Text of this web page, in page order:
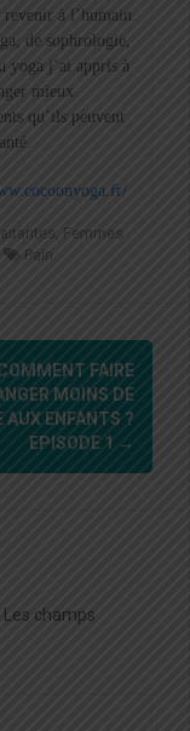
à l’humain.
de sophrologie,
yoga j’ai appris à
mieux.
qu’ils peuvent
Femmes
Pain
FAIRE
MOINS DE
AUX ENFANTS ?
EPISODE 1 →
Les champs